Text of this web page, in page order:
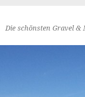
Die schönsten Gravel &